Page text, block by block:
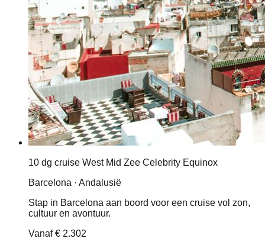
10 dg cruise West Mid Zee Celebrity Equinox
Barcelona · Andalusië
Stap in Barcelona aan boord voor een cruise vol zon,
cultuur en avontuur.
Vanaf€ 2.302